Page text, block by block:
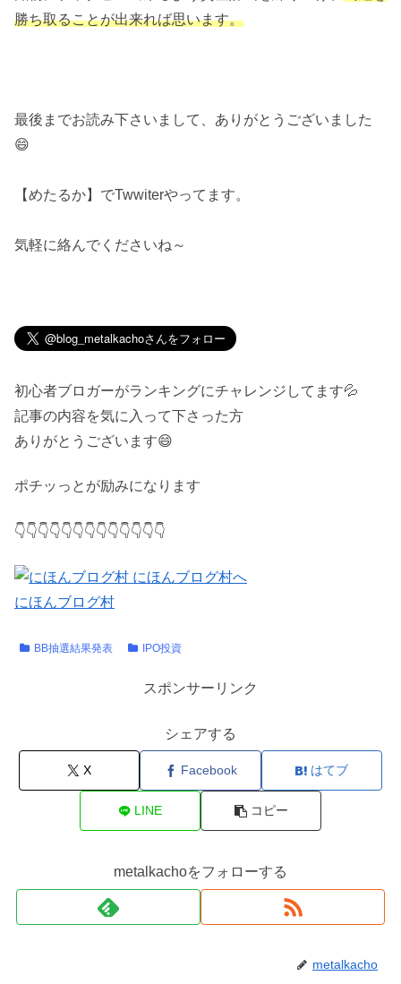
勝ち取ることが出来れば思います。
最後までお読み下さいまして、ありがとうございました
😄
【めたるか】でTwwiterやってます。
気軽に絡んでくださいね～
初心者ブロガーがランキングにチャレンジしてます💦
記事の内容を気に入って下さった方
ありがとうございます😄
ポチッっとが励みになります
👇👇👇👇👇👇👇👇👇👇👇👇👇
にほんブログ村
BB抽選結果発表 IPO投資
スポンサーリンク
シェアする
X Facebook はてブ
LINE コピー
metalkachoをフォローする
metalkacho